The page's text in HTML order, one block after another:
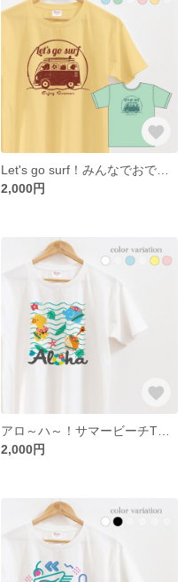
2,000円
2,000円